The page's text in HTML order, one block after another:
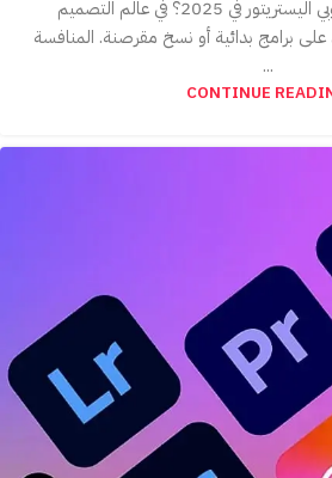
لماذا تحتاج اشتراك ادوبي اليستريتور في 2025؟ في عالم التصميم
على برامج بدائية أو نسخ مقرصنة. المنافسة
...
CONTINUE